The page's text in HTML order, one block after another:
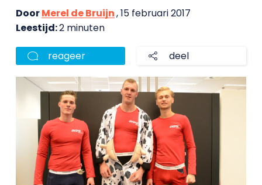
DoorMerel de Bruijn, 15 februari 2017
Leestijd:2 minuten
reageer deel